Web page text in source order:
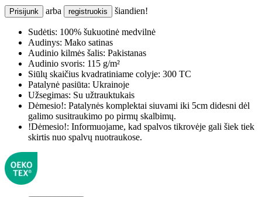
Prisijunk arba registruokis šiandien!
Sudėtis: 100% šukuotinė medvilnė
Audinys: Mako satinas
Audinio kilmės šalis: Pakistanas
Audinio svoris: 115 g/m²
Siūlų skaičius kvadratiniame colyje: 300 TC
Patalynė pasiūta: Ukrainoje
Užsegimas: Su užtrauktukais
Dėmesio!: Patalynės komplektai siuvami iki 5cm didesni dėl
galimo susitraukimo po pirmų skalbimų.
!Dėmesio!: Informuojame, kad spalvos tikrovėje gali šiek tiek
skirtis nuo spalvų nuotraukose.